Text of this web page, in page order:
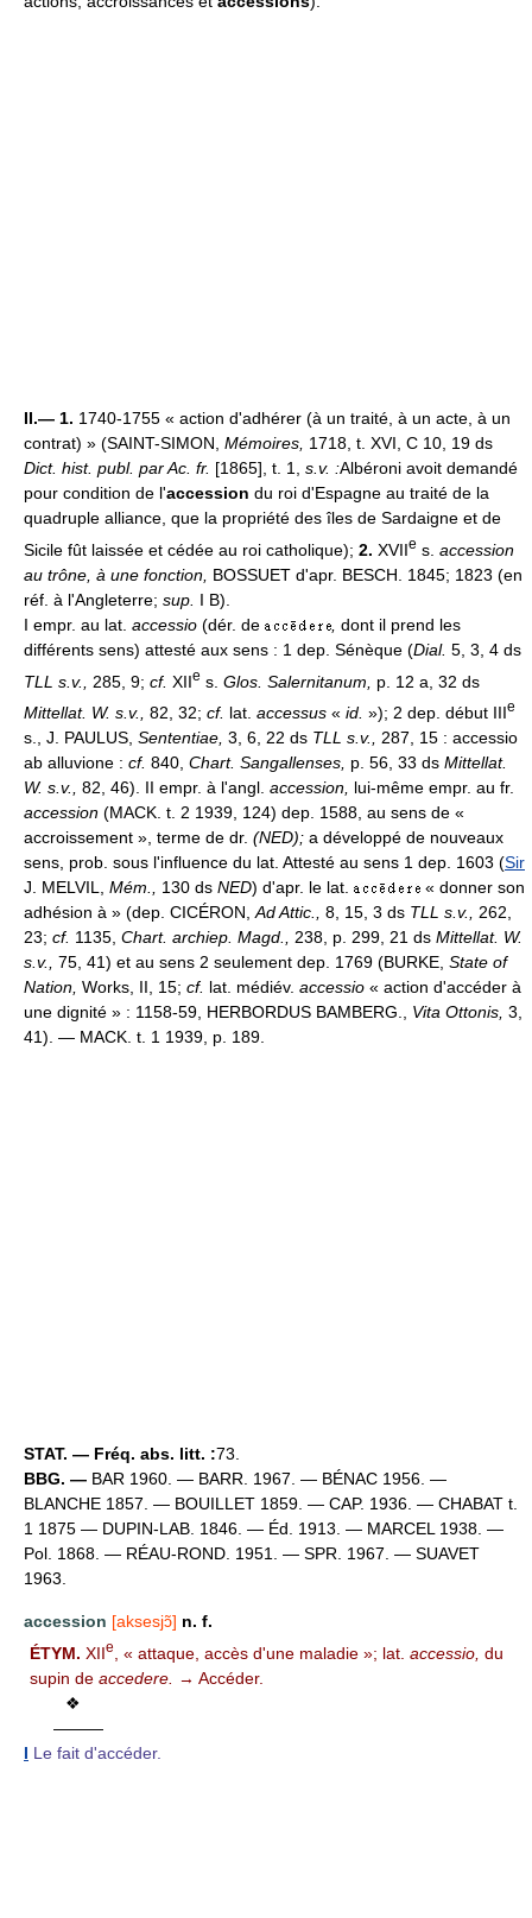
II.— 1. 1740-1755 « action d'adhérer (à un traité, à un acte, à un
contrat) » (SAINT-SIMON, Mémoires, 1718, t. XVI, C 10, 19 ds
Dict. hist. publ. par Ac. fr. [1865], t. 1, s.v. :Albéroni avoit demandé
pour condition de l'accession du roi d'Espagne au traité de la
quadruple alliance, que la propriété des îles de Sardaigne et de
Sicile fût laissée et cédée au roi catholique); 2. XVIIe s. accession
au trône, à une fonction, BOSSUET d'apr. BESCH. 1845; 1823 (en
réf. à l'Angleterre; sup. I B).
I empr. au lat. accessio (dér. de
dont il prend les
différents sens) attesté aux sens : 1 dep. Sénèque (Dial. 5, 3, 4 ds
TLL s.v.,
285, 9; cf. XIIe s. Glos. Salernitanum,
p. 12 a, 32 ds
Mittellat. W. s.v.,
82, 32; cf. lat. accessus « id. »); 2 dep. début IIIe
s., J. PAULUS, Sententiae, 3, 6, 22 ds TLL s.v.,
287, 15 : accessio
ab alluvione : cf. 840, Chart. Sangallenses, p. 56, 33 ds Mittellat.
W. s.v.,
82, 46). II empr. à l'angl. accession, lui-même empr. au fr.
accession (MACK. t. 2 1939, 124) dep. 1588, au sens de «
accroissement », terme de dr. (NED); a développé de nouveaux
sens, prob. sous l'influence du lat. Attesté au sens 1 dep. 1603 (Sir
J. MELVIL, Mém., 130 ds NED) d'apr. le lat.
« donner son
adhésion à » (dep. CICÉRON, Ad Attic., 8, 15, 3 ds TLL s.v.,
262,
23; cf. 1135, Chart. archiep. Magd., 238, p. 299, 21 ds Mittellat. W.
s.v.,
75, 41) et au sens 2 seulement dep. 1769 (BURKE, State of
Nation, Works, II, 15; cf. lat. médiév. accessio « action d'accéder à
une dignité » : 1158-59, HERBORDUS BAMBERG., Vita Ottonis, 3,
41). — MACK. t. 1 1939, p. 189.
STAT. — Fréq. abs. litt. :73.
BBG. — BAR 1960. — BARR. 1967. — BÉNAC 1956. —
BLANCHE 1857. — BOUILLET 1859. — CAP. 1936. — CHABAT t.
1 1875 — DUPIN-LAB. 1846. — Éd. 1913. — MARCEL 1938. —
Pol. 1868. — RÉAU-ROND. 1951. — SPR. 1967. — SUAVET
1963.
accession [aksesjɔ̃] n. f.
ÉTYM. XIIe , « attaque, accès d'une maladie »; lat. accessio, du
supin de accedere.
→ Accéder.
❖
———
I Le fait d'accéder.